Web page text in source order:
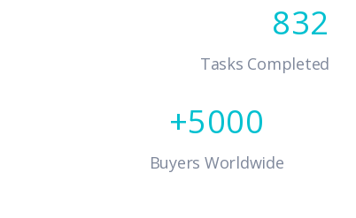
832
Tasks Completed
5000
Buyers Worldwide